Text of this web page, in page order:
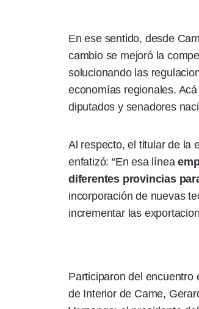
En ese sentido, desde
cambio se mejoró la
solucionando las
economías regionales.
diputados y senadores
Al respecto, el titular de la
enfatizó: “En esa línea
diferentes provincias
incorporación de nuevas
incrementar las
Participaron del encuentro
de Interior de Came,